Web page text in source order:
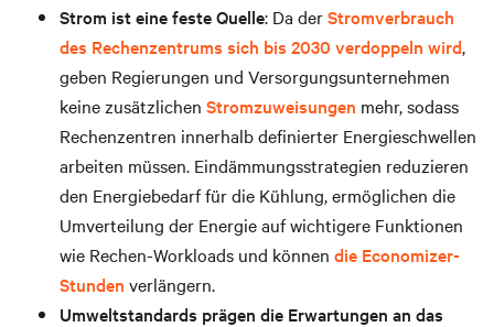
Strom ist eine feste Quelle: Da derStromverbrauch
des Rechenzentrums sich bis 2030 verdoppeln wird,
geben Regierungen und Versorgungsunternehmen
keine zusätzlichen Stromzuweisungen mehr, sodass
Rechenzentren innerhalb definierter Energieschwellen
arbeiten müssen. Eindämmungsstrategien reduzieren
den Energiebedarf für die Kühlung, ermöglichen die
Umverteilung der Energie auf wichtigere Funktionen
wie Rechen-Workloads und können die Economizer-
Stunden verlängern.
Umweltstandards prägen die Erwartungen an das